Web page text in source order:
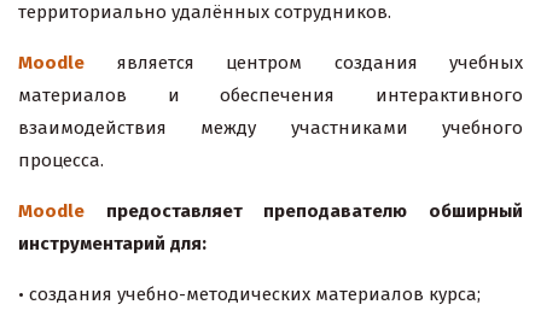
территориально удалённых сотрудников.
Moodle является центром создания учебных
материалов и обеспечения интерактивного
взаимодействия между участниками учебного
процесса.
Moodle предоставляет преподавателю обширный
инструментарий для:
• создания учебно-методических материалов курса;